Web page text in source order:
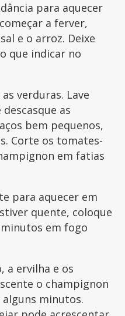
para aquecer
a ferver,
e o arroz. Deixe
que indicar no
verduras. Lave
as
bem pequenos,
Corte os tomates-
em fatias
para aquecer em
quente, coloque
em fogo
a ervilha e os
o champignon
minutos.